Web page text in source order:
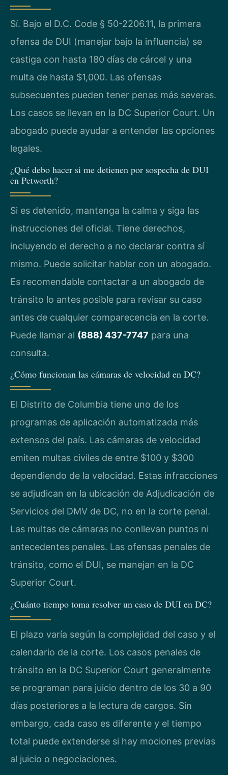
Sí. Bajo el D.C. Code § 50-2206.11, la primera
ofensa de DUI (manejar bajo la influencia) se
castiga con hasta 180 días de cárcel y una
multa de hasta $1,000. Las ofensas
subsecuentes pueden tener penas más severas.
Los casos se llevan en la DC Superior Court. Un
abogado puede ayudar a entender las opciones
legales.
¿Qué debo hacer si me detienen por sospecha de DUI
en Petworth?
Si es detenido, mantenga la calma y siga las
instrucciones del oficial. Tiene derechos,
incluyendo el derecho a no declarar contra sí
mismo. Puede solicitar hablar con un abogado.
Es recomendable contactar a un abogado de
tránsito lo antes posible para revisar su caso
antes de cualquier comparecencia en la corte.
Puede llamar al (888) 437-7747 para una
consulta.
¿Cómo funcionan las cámaras de velocidad en DC?
El Distrito de Columbia tiene uno de los
programas de aplicación automatizada más
extensos del país. Las cámaras de velocidad
emiten multas civiles de entre $100 y $300
dependiendo de la velocidad. Estas infracciones
se adjudican en la ubicación de Adjudicación de
Servicios del DMV de DC, no en la corte penal.
Las multas de cámaras no conllevan puntos ni
antecedentes penales. Las ofensas penales de
tránsito, como el DUI, se manejan en la DC
Superior Court.
¿Cuánto tiempo toma resolver un caso de DUI en DC?
El plazo varía según la complejidad del caso y el
calendario de la corte. Los casos penales de
tránsito en la DC Superior Court generalmente
se programan para juicio dentro de los 30 a 90
días posteriores a la lectura de cargos. Sin
embargo, cada caso es diferente y el tiempo
total puede extenderse si hay mociones previas
al juicio o negociaciones.